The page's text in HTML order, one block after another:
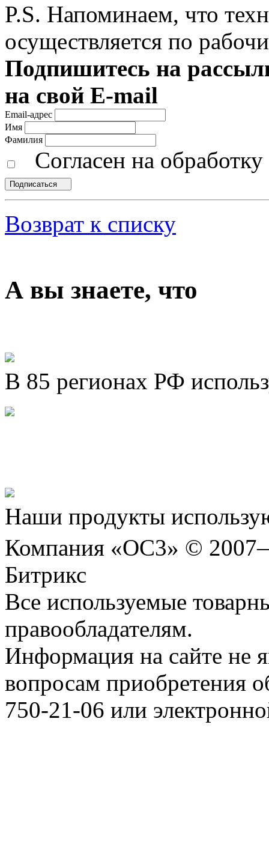
P.S. Напоминаем, что
осуществляется по
Подпишитесь на
на свой E-mail
Email-адрес
Имя
Фамилия
Согласен на
Подписаться
Возврат к списку
А вы знаете, что
В 85 регионах РФ
Наши продукты
Компания «ОС3» ©
Битрикс
Все используемые
правообладателям.
Информация на сайте не
вопросам приобретения
750-21-06 или